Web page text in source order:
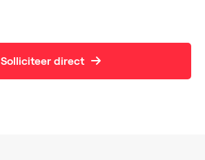
Solliciteer direct